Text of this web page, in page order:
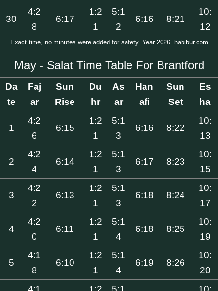
30
4:2
8
6:17
1:2
1
5:1
2
6:16 8:21
10:
12
Exact time, no minutes were added for safety. Year 2026. habibur.com
May - Salat Time Table For Brantford
Da
te
Faj
ar
Sun
Rise
Du
hr
As
ar
Han
afi
Sun
Set
Es
ha
1
4:2
6
6:15
1:2
1
5:1
3
6:16 8:22
10:
13
2
4:2
4
6:14
1:2
1
5:1
3
6:17 8:23
10:
15
3
4:2
2
6:13
1:2
1
5:1
3
6:18 8:24
10:
17
4
4:2
0
6:11
1:2
1
5:1
4
6:18 8:25
10:
19
5
4:1
8
6:10
1:2
1
5:1
4
6:19 8:26
10:
20
4:1
1:2
5:1
10: